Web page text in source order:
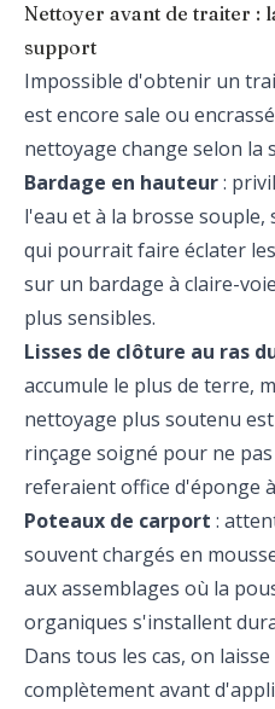
Nettoyer avant de traiter :
support
Impossible d'obtenir un
est encore sale ou
nettoyage change selon la
Bardage en hauteur:
l'eau et à la brosse souple,
qui pourrait faire éclater
sur un bardage à claire-
plus sensibles.
Lisses de clôture au ras
accumule le plus de terre,
nettoyage plus soutenu
rinçage soigné pour ne
referaient office d'éponge
Poteaux de carport :
souvent chargés en
aux assemblages où la
organiques s'installent
Dans tous les cas, on
complètement avant